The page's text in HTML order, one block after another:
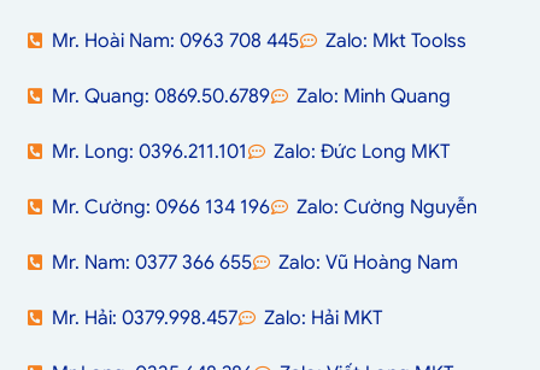
Mr. Hoài Nam: 0963 708 445 Zalo: Mkt Toolss
Mr. Quang: 0869.50.6789 Zalo: Minh Quang
Mr. Long: 0396.211.101 Zalo: Đức Long MKT
Mr. Cường: 0966 134 196 Zalo: Cường Nguyễn
Mr. Nam: 0377 366 655 Zalo: Vũ Hoàng Nam
Mr. Hải: 0379.998.457 Zalo: Hải MKT